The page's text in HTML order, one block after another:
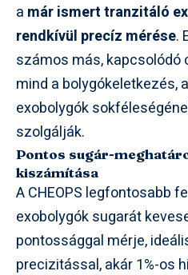
a már ismert tranzitáló
rendkívül precíz mérése.
számos más, kapcsolódó
mind a bolygókeletkezés,
exobolygók
szolgálják.
Pontos sugár-
kiszámítása
A CHEOPS legfontosabb
exobolygók sugarát
pontossággal mérje,
precizitással, akár 1%-os